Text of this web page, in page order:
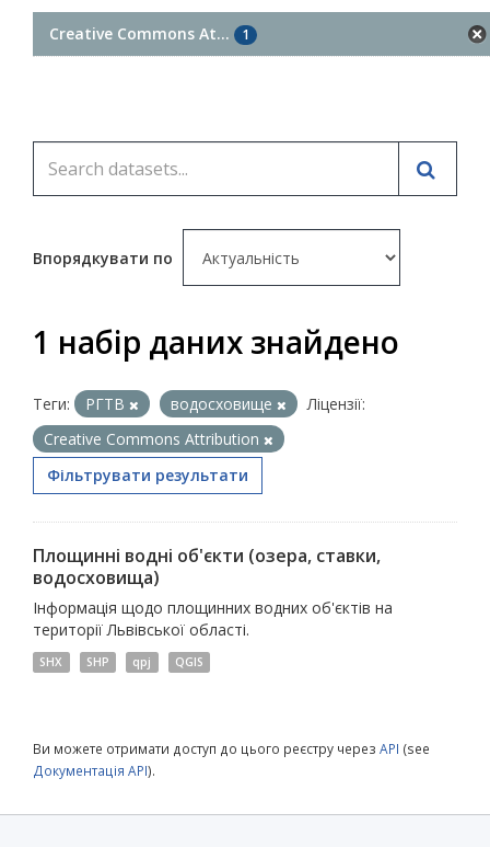
Creative Commons At... 1
Впорядкувати по
1 набір даних знайдено
Теги: РГТВ водосховище
Ліцензії:
Creative Commons Attribution
Фільтрувати результати
Площинні водні об'єкти (озера, ставки,
водосховища)
Інформація щодо площинних водних об'єктів на
території Львівської області.
SHX SHP qpj QGIS
Ви можете отримати доступ до цього реєстру через API (see
Документація API).